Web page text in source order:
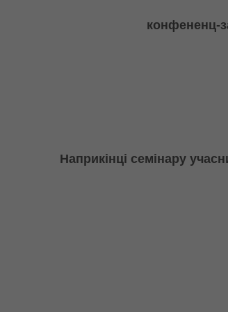
конфененц-
Наприкінці семінару